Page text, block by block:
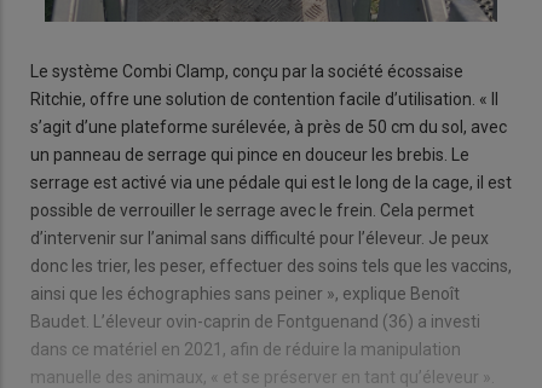
Le système Combi Clamp, conçu par la société écossaise
Ritchie, offre une solution de contention facile d’utilisation. « Il
s’agit d’une plateforme surélevée, à près de 50 cm du sol, avec
un panneau de serrage qui pince en douceur les brebis. Le
serrage est activé via une pédale qui est le long de la cage, il est
possible de verrouiller le serrage avec le frein. Cela permet
d’intervenir sur l’animal sans difficulté pour l’éleveur. Je peux
donc les trier, les peser, effectuer des soins tels que les vaccins,
ainsi que les échographies sans peiner », explique Benoît
Baudet. L’éleveur ovin-caprin de Fontguenand (36) a investi
dans ce matériel en 2021, afin de réduire la manipulation
manuelle des animaux, « et se préserver en tant qu’éleveur ».